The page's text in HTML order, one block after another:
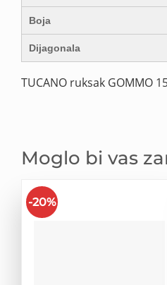
Boja
Dijagonala
TUCANO ruksak GOMMO
Moglo bi vas
-20%